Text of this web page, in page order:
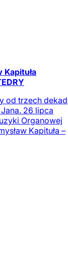
od trzech dekad
26 lipca
Organowej
Kapituła –